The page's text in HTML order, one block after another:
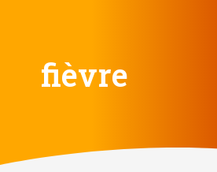
fièvre